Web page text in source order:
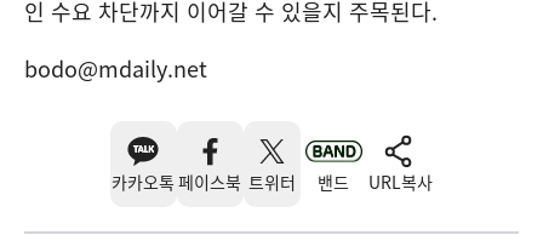
인 수요 차단까지 이어갈 수 있을지 주목된다.
bodo@mdaily.net
카카오톡 페이스북 트위터 밴드 URL복사